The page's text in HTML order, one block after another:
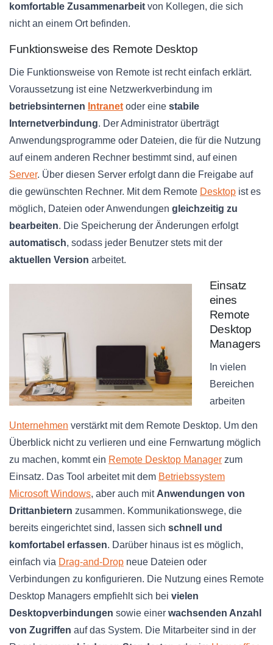
komfortable Zusammenarbeit von Kollegen, die sich
nicht an einem Ort befinden.
Funktionsweise des Remote Desktop
Die Funktionsweise von Remote ist recht einfach erklärt.
Voraussetzung ist eine Netzwerkverbindung im
betriebsinternen Intranet oder eine stabile
Internetverbindung. Der Administrator überträgt
Anwendungsprogramme oder Dateien, die für die Nutzung
auf einem anderen Rechner bestimmt sind, auf einen
Server. Über diesen Server erfolgt dann die Freigabe auf
die gewünschten Rechner. Mit dem Remote Desktop ist es
möglich, Dateien oder Anwendungen gleichzeitig zu
bearbeiten. Die Speicherung der Änderungen erfolgt
automatisch, sodass jeder Benutzer stets mit der
aktuellen Version arbeitet.
Einsatz
eines
Remote
Desktop
Managers
In vielen
Bereichen
arbeiten
Unternehmen verstärkt mit dem Remote Desktop. Um den
Überblick nicht zu verlieren und eine Fernwartung möglich
zu machen, kommt ein Remote Desktop Manager zum
Einsatz. Das Tool arbeitet mit dem Betriebssystem
Microsoft Windows, aber auch mit Anwendungen von
Drittanbietern zusammen. Kommunikationswege, die
bereits eingerichtet sind, lassen sich schnell und
komfortabel erfassen. Darüber hinaus ist es möglich,
einfach via Drag-and-Drop neue Dateien oder
Verbindungen zu konfigurieren. Die Nutzung eines Remote
Desktop Managers empfiehlt sich bei vielen
Desktopverbindungen sowie einer wachsenden Anzahl
von Zugriffen auf das System. Die Mitarbeiter sind in der